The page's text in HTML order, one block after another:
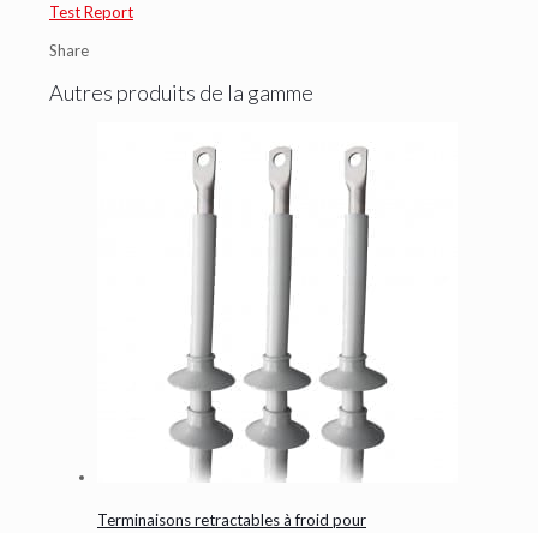
Test Report
Share
Autres produits de la gamme
Terminaisons retractables à froid pour